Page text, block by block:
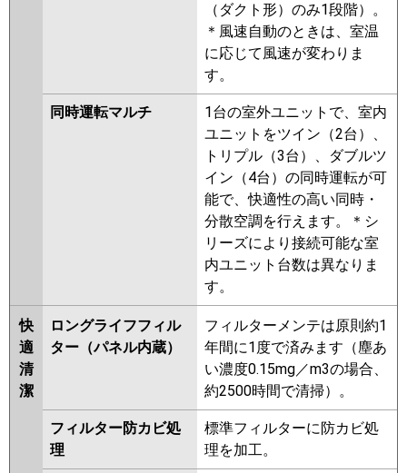
（ダクト形）のみ1段階）。
＊風速自動のときは、室温
に応じて風速が変わりま
す。
同時運転マルチ
1台の室外ユニットで、室内
ユニットをツイン（2台）、
トリプル（3台）、ダブルツ
イン（4台）の同時運転が可
能で、快適性の高い同時・
分散空調を行えます。＊シ
リーズにより接続可能な室
内ユニット台数は異なりま
す。
快
適
清
潔
ロングライフフィル
ター（パネル内蔵）
フィルターメンテは原則約1
年間に1度で済みます（塵あ
い濃度0.15mg／m3の場合、
約2500時間で清掃）。
フィルター防カビ処
理
標準フィルターに防カビ処
理を加工。